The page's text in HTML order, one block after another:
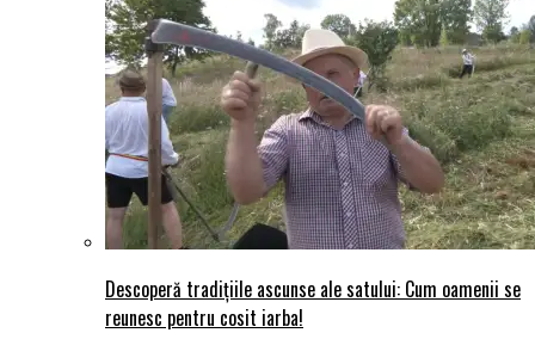
Descoperă tradițiile ascunse ale satului: Cum oamenii se
reunesc pentru cosit iarba!